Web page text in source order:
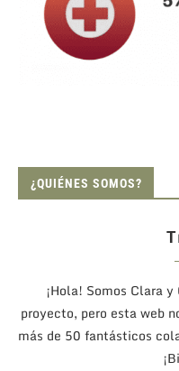
¿QUIÉNES SOMOS?
¡Hola! Somos Clara
proyecto, pero esta web
más de 50 fantásticos